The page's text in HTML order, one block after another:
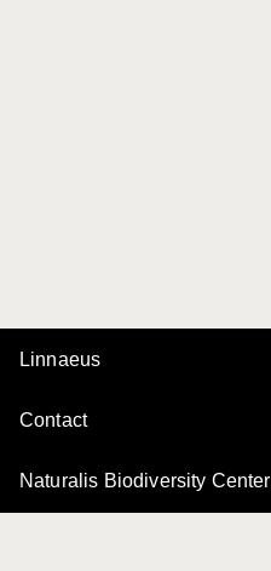
Linnaeus
Contact
Naturalis Biodiversity Center